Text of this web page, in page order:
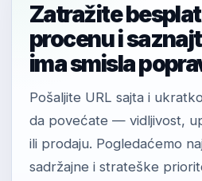
Zatražite
procenu i
ima smisla
Pošaljite URL sajta i
da povećate — vidljivost,
ili prodaju. Pogledaćemo
sadržajne i strateške